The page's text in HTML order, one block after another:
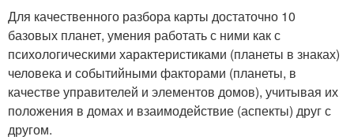
Для качественного разбора карты достаточно 10
базовых планет, умения работать с ними как с
психологическими характеристиками (планеты в знаках)
человека и событийными факторами (планеты, в
качестве управителей и элементов домов), учитывая их
положения в домах и взаимодействие (аспекты) друг с
другом.